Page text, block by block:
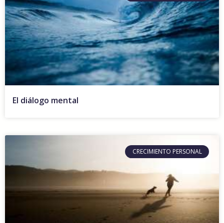
El diálogo mental
CRECIMIENTO PERSONAL